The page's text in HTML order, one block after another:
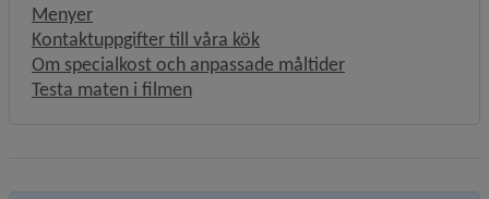
Menyer
Kontaktuppgifter till våra kök
Om specialkost och anpassade måltider
Testa maten i filmen